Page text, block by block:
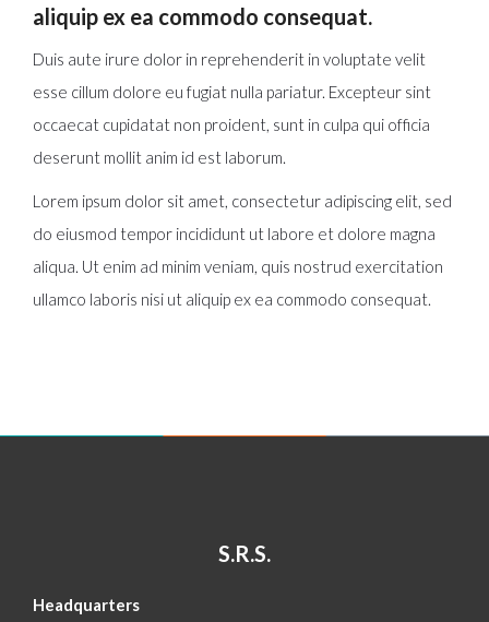
aliquip ex ea commodo consequat.
Duis aute irure dolor in reprehenderit in voluptate velit
esse cillum dolore eu fugiat nulla pariatur. Excepteur sint
occaecat cupidatat non proident, sunt in culpa qui officia
deserunt mollit anim id est laborum.
Lorem ipsum dolor sit amet, consectetur adipiscing elit, sed
do eiusmod tempor incididunt ut labore et dolore magna
aliqua. Ut enim ad minim veniam, quis nostrud exercitation
ullamco laboris nisi ut aliquip ex ea commodo consequat.
S.R.S.
Headquarters